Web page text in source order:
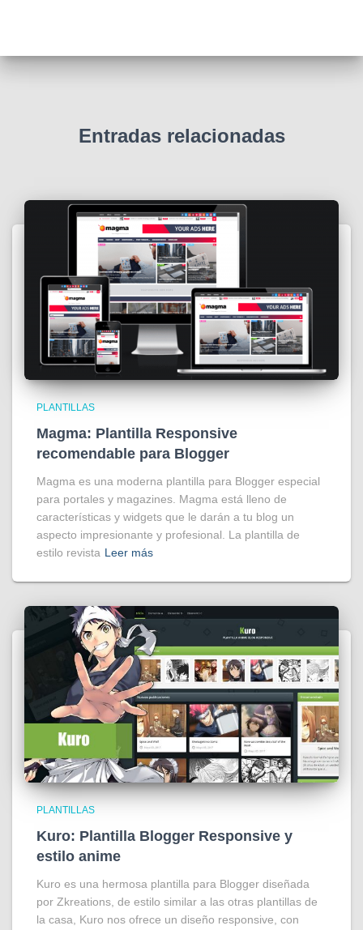
Entradas relacionadas
PLANTILLAS
Magma: Plantilla Responsive
recomendable para Blogger
Magma es una moderna plantilla para Blogger especial
para portales y magazines. Magma está lleno de
características y widgets que le darán a tu blog un
aspecto impresionante y profesional. La plantilla de
estilo revista Leer más
PLANTILLAS
Kuro: Plantilla Blogger Responsive y
estilo anime
Kuro es una hermosa plantilla para Blogger diseñada
por Zkreations, de estilo similar a las otras plantillas de
la casa, Kuro nos ofrece un diseño responsive, con